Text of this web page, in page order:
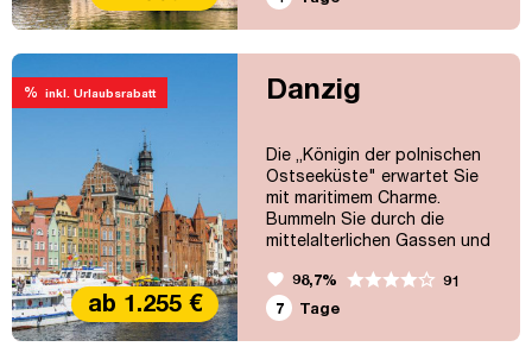
zählt. Wunderschöne
Gildehäuser, das Rathaus und
das Königshaus machen den
Platz zu einem der schönsten
der Welt. Darüber hinaus
% inkl. Urlaubsrabatt Danzig
Die „Königin der polnischen
Ostseeküste" erwartet Sie
mit maritimem Charme.
Bummeln Sie durch die
mittelalterlichen Gassen und
Flair der Hansestadt.
ab 1.255 €
favorite 98,7%
91
7
Tage